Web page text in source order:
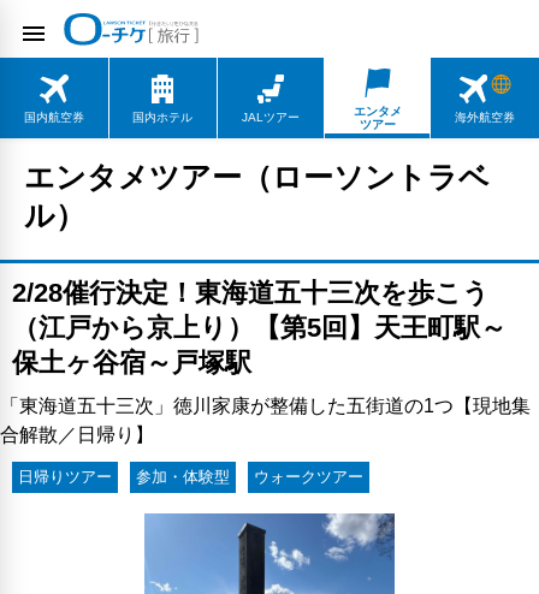
国内航空券 国内ホテル JALツアー
エンタメ
ツアー
海外航空券
エンタメツアー（ローソントラベ
ル）
2/28催行決定！東海道五十三次を歩こう
（江戸から京上り）【第5回】天王町駅～
保土ヶ谷宿～戸塚駅
「東海道五十三次」徳川家康が整備した五街道の1つ【現地集
合解散／日帰り】
日帰りツアー 参加・体験型 ウォークツアー